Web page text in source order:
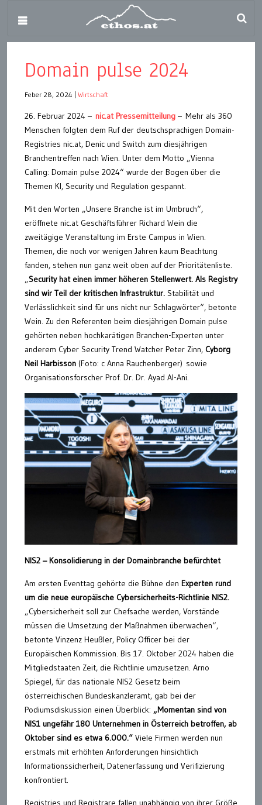
Domain pulse 2024
Feber 28, 2024 Wirtschaft
26. Februar 2024 – nic.at Pressemitteilung – Mehr als 360
Menschen folgten dem Ruf der deutschsprachigen Domain-
Registries nic.at, Denic und Switch zum diesjährigen
Branchentreffen nach Wien. Unter dem Motto „Vienna
Calling: Domain pulse 2024“ wurde der Bogen über die
Themen KI, Security und Regulation gespannt.
Mit den Worten „Unsere Branche ist im Umbruch“,
eröffnete nic.at Geschäftsführer Richard Wein die
zweitägige Veranstaltung im Erste Campus in Wien.
Themen, die noch vor wenigen Jahren kaum Beachtung
fanden, stehen nun ganz weit oben auf der Prioritätenliste.
„Security hat einen immer höheren Stellenwert. Als Registry
sind wir Teil der kritischen Infrastruktur. Stabilität und
Verlässlichkeit sind für uns nicht nur Schlagwörter“, betonte
Wein. Zu den Referenten beim diesjährigen Domain pulse
gehörten neben hochkarätigen Branchen-Experten unter
anderem Cyber Security Trend Watcher Peter Zinn, Cyborg
Neil Harbisson (Foto: c Anna Rauchenberger) sowie
Organisationsforscher Prof. Dr. Dr. Ayad Al-Ani.
NIS2 – Konsolidierung in der Domainbranche befürchtet
Am ersten Eventtag gehörte die Bühne den Experten rund
um die neue europäische Cybersicherheits-Richtlinie NIS2.
„Cybersicherheit soll zur Chefsache werden, Vorstände
müssen die Umsetzung der Maßnahmen überwachen“,
betonte Vinzenz Heußler, Policy Officer bei der
Europäischen Kommission. Bis 17. Oktober 2024 haben die
Mitgliedstaaten Zeit, die Richtlinie umzusetzen. Arno
Spiegel, für das nationale NIS2 Gesetz beim
österreichischen Bundeskanzleramt, gab bei der
Podiumsdiskussion einen Überblick: „Momentan sind von
NIS1 ungefähr 180 Unternehmen in Österreich betroffen, ab
Oktober sind es etwa 6.000.“ Viele Firmen werden nun
erstmals mit erhöhten Anforderungen hinsichtlich
Informationssicherheit, Datenerfassung und Verifizierung
konfrontiert.
Registries und Registrare fallen unabhängig von ihrer Größe